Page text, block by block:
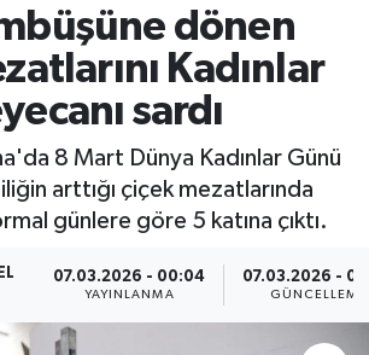
dönen
Kadınlar
sardı
8 Mart Dünya Kadınlar Günü
arttığı çiçek mezatlarında
günlere göre 5 katına çıktı.
07.03.2026 - 00:04
YAYINLANMA
07.03.2026 -
GÜNCELLEME
Puan Durumu ve Fikstür
Haberleri